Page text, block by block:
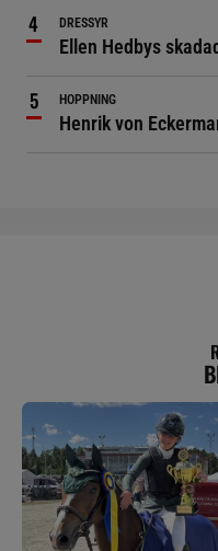
DRESSYR
Ellen Hedbys
HOPPNING
Henrik von